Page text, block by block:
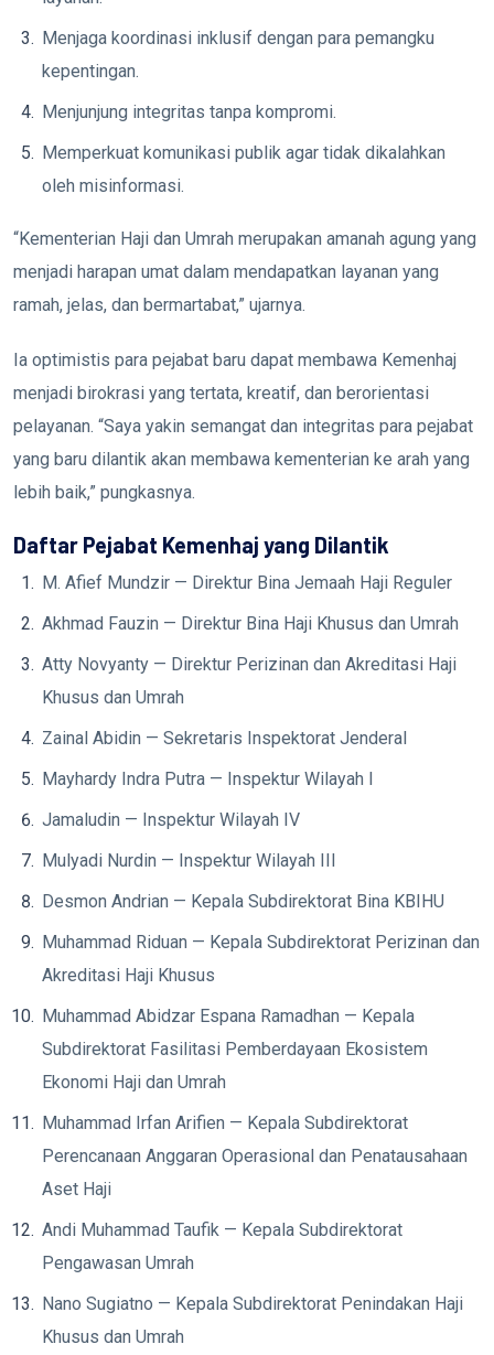
Menjaga koordinasi inklusif dengan para pemangku
kepentingan.
Menjunjung integritas tanpa kompromi.
Memperkuat komunikasi publik agar tidak dikalahkan
oleh misinformasi.
“Kementerian Haji dan Umrah merupakan amanah agung yang
menjadi harapan umat dalam mendapatkan layanan yang
ramah, jelas, dan bermartabat,” ujarnya.
Ia optimistis para pejabat baru dapat membawa Kemenhaj
menjadi birokrasi yang tertata, kreatif, dan berorientasi
pelayanan. “Saya yakin semangat dan integritas para pejabat
yang baru dilantik akan membawa kementerian ke arah yang
lebih baik,” pungkasnya.
Daftar Pejabat Kemenhaj yang Dilantik
M. Afief Mundzir — Direktur Bina Jemaah Haji Reguler
Akhmad Fauzin — Direktur Bina Haji Khusus dan Umrah
Atty Novyanty — Direktur Perizinan dan Akreditasi Haji
Khusus dan Umrah
Zainal Abidin — Sekretaris Inspektorat Jenderal
Mayhardy Indra Putra — Inspektur Wilayah I
Jamaludin — Inspektur Wilayah IV
Mulyadi Nurdin — Inspektur Wilayah III
Desmon Andrian — Kepala Subdirektorat Bina KBIHU
Muhammad Riduan — Kepala Subdirektorat Perizinan dan
Akreditasi Haji Khusus
Muhammad Abidzar Espana Ramadhan — Kepala
Subdirektorat Fasilitasi Pemberdayaan Ekosistem
Ekonomi Haji dan Umrah
Muhammad Irfan Arifien — Kepala Subdirektorat
Perencanaan Anggaran Operasional dan Penatausahaan
Aset Haji
Andi Muhammad Taufik — Kepala Subdirektorat
Pengawasan Umrah
Nano Sugiatno — Kepala Subdirektorat Penindakan Haji
Khusus dan Umrah